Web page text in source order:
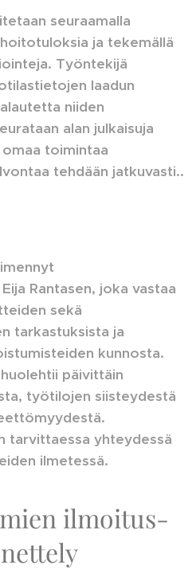
seuraamalla
ja tekemällä
Työntekijä
laadun
niiden
alan julkaisuja
toimintaa
tehdään jatkuvasti..
Rantasen, joka vastaa
sekä
tarkastuksista ja
kunnosta.
päivittäin
työtilojen siisteydestä
tarvittaessa yhteydessä
ilmetessä.
ilmoitus-